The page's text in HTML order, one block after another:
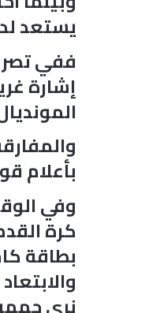
يستعد
ففي
إشارة
بأعلام قوس
وفي
كرة
بطاقة